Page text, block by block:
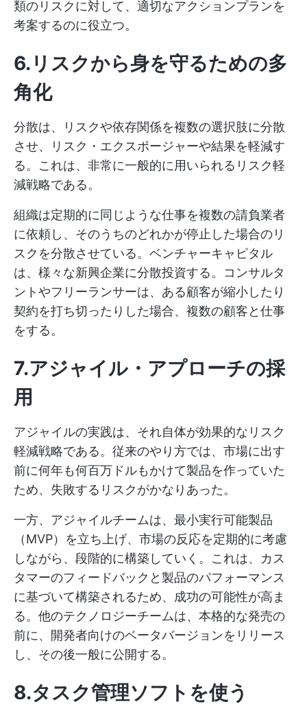
類のリスクに対して、適切なアクションプランを
考案するのに役立つ。
6.リスクから身を守るための多
角化
分散は、リスクや依存関係を複数の選択肢に分散
させ、リスク・エクスポージャーや結果を軽減す
る。これは、非常に一般的に用いられるリスク軽
減戦略である。
組織は定期的に同じような仕事を複数の請負業者
に依頼し、そのうちのどれかが停止した場合のリ
スクを分散させている。ベンチャーキャピタル
は、様々な新興企業に分散投資する。コンサルタ
ントやフリーランサーは、ある顧客が縮小したり
契約を打ち切ったりした場合、複数の顧客と仕事
をする。
7.アジャイル・アプローチの採
用
アジャイルの実践は、それ自体が効果的なリスク
軽減戦略である。従来のやり方では、市場に出す
前に何年も何百万ドルもかけて製品を作っていた
ため、失敗するリスクがかなりあった。
一方、アジャイルチームは、最小実行可能製品
（MVP）を立ち上げ、市場の反応を定期的に考慮
しながら、段階的に構築していく。これは、カス
タマーのフィードバックと製品のパフォーマンス
に基づいて構築されるため、成功の可能性が高ま
る。他のテクノロジーチームは、本格的な発売の
前に、開発者向けのベータバージョンをリリース
し、その後一般に公開する。
8.タスク管理ソフトを使う